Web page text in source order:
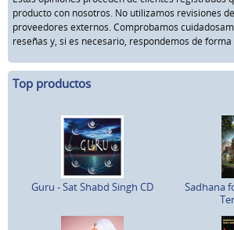
producto con nosotros. No utilizamos revisiones
proveedores externos. Comprobamos
reseñas y, si es necesario, respondemos de
Top productos
Guru - Sat Shabd Singh CD
Sadhana